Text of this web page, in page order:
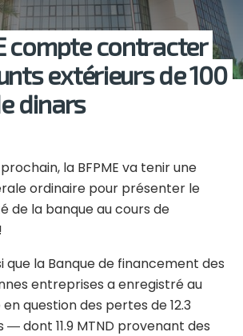
compte contracter
extérieurs de 100
dinars
la BFPME va tenir une
ordinaire pour présenter le
de la banque au cours de
que la Banque de financement des
entreprises a enregistré au
question des pertes de 12.3
― dont 11.9 MTND provenant des